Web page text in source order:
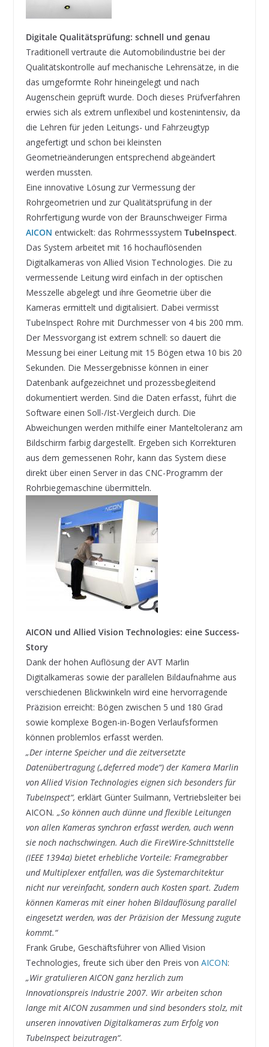
Digitale Qualitätsprüfung: schnell und genau
Traditionell vertraute die Automobilindustrie bei der
Qualitätskontrolle auf mechanische Lehrensätze, in die
das umgeformte Rohr hineingelegt und nach
Augenschein geprüft wurde. Doch dieses Prüfverfahren
erwies sich als extrem unflexibel und kostenintensiv, da
die Lehren für jeden Leitungs- und Fahrzeugtyp
angefertigt und schon bei kleinsten
Geometrieänderungen entsprechend abgeändert
werden mussten.
Eine innovative Lösung zur Vermessung der
Rohrgeometrien und zur Qualitätsprüfung in der
Rohrfertigung wurde von der Braunschweiger Firma
AICON entwickelt: das Rohrmesssystem TubeInspect.
Das System arbeitet mit 16 hochauflösenden
Digitalkameras von Allied Vision Technologies. Die zu
vermessende Leitung wird einfach in der optischen
Messzelle abgelegt und ihre Geometrie über die
Kameras ermittelt und digitalisiert. Dabei vermisst
TubeInspect Rohre mit Durchmesser von 4 bis 200 mm.
Der Messvorgang ist extrem schnell: so dauert die
Messung bei einer Leitung mit 15 Bögen etwa 10 bis 20
Sekunden. Die Messergebnisse können in einer
Datenbank aufgezeichnet und prozessbegleitend
dokumentiert werden. Sind die Daten erfasst, führt die
Software einen Soll-/Ist-Vergleich durch. Die
Abweichungen werden mithilfe einer Manteltoleranz am
Bildschirm farbig dargestellt. Ergeben sich Korrekturen
aus dem gemessenen Rohr, kann das System diese
direkt über einen Server in das CNC-Programm der
Rohrbiegemaschine übermitteln.
AICON und Allied Vision Technologies: eine Success-
Story
Dank der hohen Auflösung der AVT Marlin
Digitalkameras sowie der parallelen Bildaufnahme aus
verschiedenen Blickwinkeln wird eine hervorragende
Präzision erreicht: Bögen zwischen 5 und 180 Grad
sowie komplexe Bogen-in-Bogen Verlaufsformen
können problemlos erfasst werden.
„Der interne Speicher und die zeitversetzte
Datenübertragung („deferred mode“) der Kamera Marlin
von Allied Vision Technologies eignen sich besonders für
TubeInspect“, erklärt Günter Suilmann, Vertriebsleiter bei
AICON. „So können auch dünne und flexible Leitungen
von allen Kameras synchron erfasst werden, auch wenn
sie noch nachschwingen. Auch die FireWire-Schnittstelle
(IEEE 1394a) bietet erhebliche Vorteile: Framegrabber
und Multiplexer entfallen, was die Systemarchitektur
nicht nur vereinfacht, sondern auch Kosten spart. Zudem
können Kameras mit einer hohen Bildauflösung parallel
eingesetzt werden, was der Präzision der Messung zugute
kommt.“
Frank Grube, Geschäftsführer von Allied Vision
Technologies, freute sich über den Preis von AICON:
„Wir gratulieren AICON ganz herzlich zum
Innovationspreis Industrie 2007. Wir arbeiten schon
lange mit AICON zusammen und sind besonders stolz, mit
unseren innovativen Digitalkameras zum Erfolg von
TubeInspect beizutragen“.